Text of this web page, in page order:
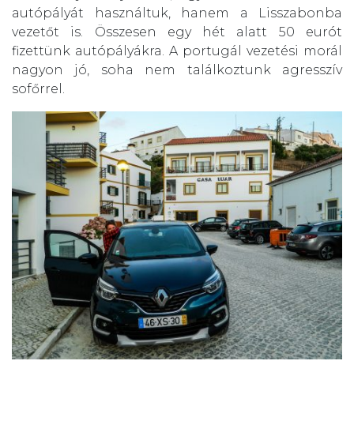
autópályát használtuk, hanem a Lisszabonba
vezetőt is. Összesen egy hét alatt 50 eurót
fizettünk autópályákra. A portugál vezetési morál
nagyon jó, soha nem találkoztunk agresszív
sofőrrel.